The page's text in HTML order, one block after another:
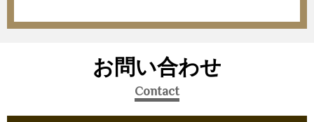
お問い合わせ
Contact